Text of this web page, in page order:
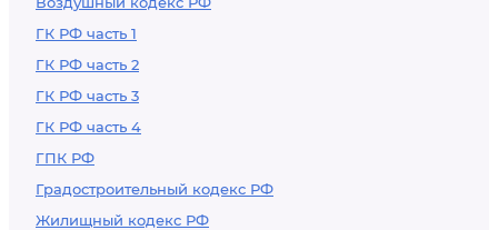
ГК РФ часть 1
ГК РФ часть 2
ГК РФ часть 3
ГК РФ часть 4
ГПК РФ
Градостроительный кодекс РФ
Жилищный кодекс РФ
отчетности
участников
международной
группы компаний